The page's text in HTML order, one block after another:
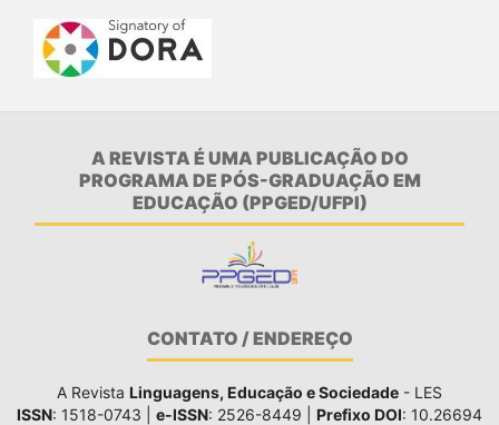
A REVISTA É UMA PUBLICAÇÃO DO
PROGRAMA DE PÓS-GRADUAÇÃO EM
EDUCAÇÃO (PPGED/UFPI)
CONTATO / ENDEREÇO
A Revista Linguagens, Educação e Sociedade - LES
ISSN: 1518-0743 | e-ISSN: 2526-8449 | Prefixo DOI: 10.26694